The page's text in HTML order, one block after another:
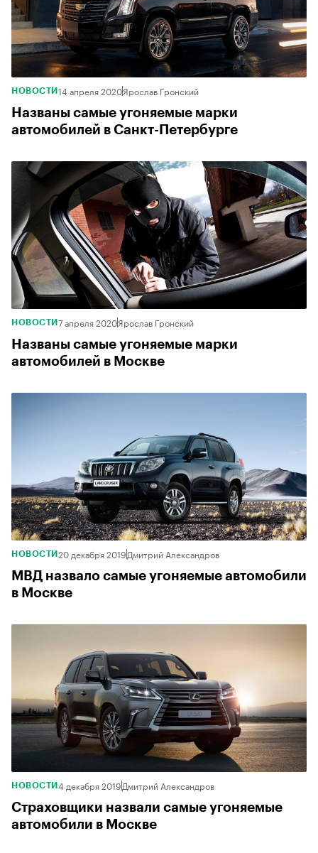
НОВОСТИ 14 апреля 2020Ярослав Гронский
Названы самые угоняемые марки
автомобилей в Санкт-Петербурге
НОВОСТИ 7 апреля 2020Ярослав Гронский
Названы самые угоняемые марки
автомобилей в Москве
НОВОСТИ 20 декабря 2019Дмитрий Александров
МВД назвало самые угоняемые автомобили
в Москве
НОВОСТИ 4 декабря 2019Дмитрий Александров
Страховщики назвали самые угоняемые
автомобили в Москве